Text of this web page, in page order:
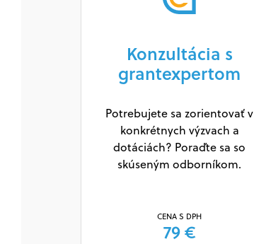
Konzultácia s
grantexpertom
Potrebujete sa zorientovať v
konkrétnych výzvach a
dotáciách? Poraďte sa so
skúseným odborníkom.
CENA S DPH
79 €